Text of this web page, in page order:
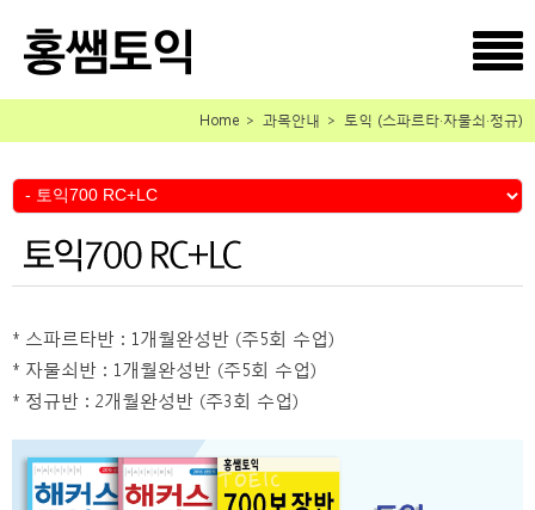
Home ＞ 과목안내 ＞ 토익 (스파르타·자물쇠·정규)
* 스파르타반 : 1개월완성반 (주5회 수업)
* 자물쇠반 : 1개월완성반 (주5회 수업)
* 정규반 : 2개월완성반 (주3회 수업)